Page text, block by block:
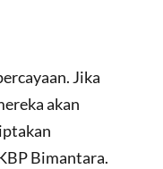
Jika
akan
Bimantara.